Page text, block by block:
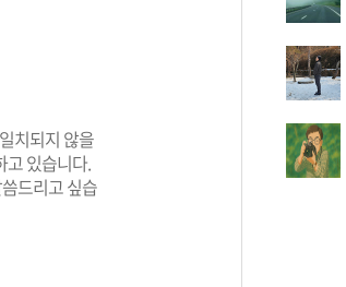
치되지 않을
고 있습니다.
드리고 싶습